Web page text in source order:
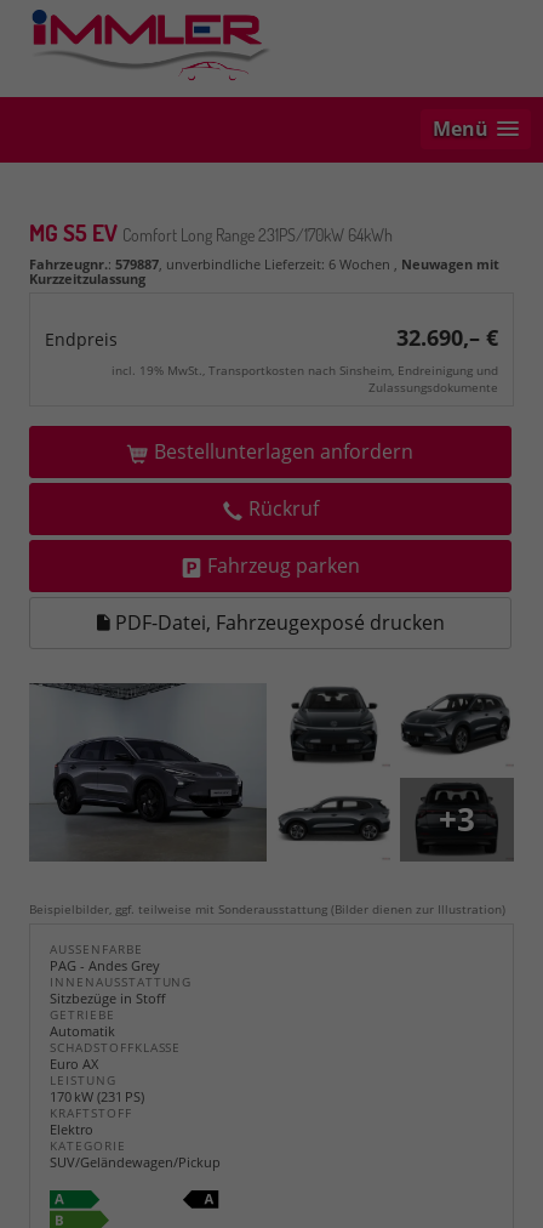
Menü
MG S5 EV Comfort Long Range 231PS/170kW 64kWh
Fahrzeugnr.: 579887, unverbindliche Lieferzeit: 6 Wochen , Neuwagen mit
Kurzzeitzulassung
Endpreis 32.690,– €
incl. 19% MwSt., Transportkosten nach Sinsheim, Endreinigung und
Zulassungsdokumente
Bestellunterlagen anfordern
Rückruf
Fahrzeug parken
PDF-Datei, Fahrzeugexposé drucken
+3
Beispielbilder, ggf. teilweise mit Sonderausstattung (Bilder dienen zur Illustration)
AUSSENFARBE
PAG - Andes Grey
INNENAUSSTATTUNG
Sitzbezüge in Stoff
GETRIEBE
Automatik
SCHADSTOFFKLASSE
Euro AX
LEISTUNG
170 kW (231 PS)
KRAFTSTOFF
Elektro
KATEGORIE
SUV/Geländewagen/Pickup